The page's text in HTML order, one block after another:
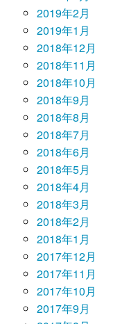
2019年2月
2019年1月
2018年12月
2018年11月
2018年10月
2018年9月
2018年8月
2018年7月
2018年6月
2018年5月
2018年4月
2018年3月
2018年2月
2018年1月
2017年12月
2017年11月
2017年10月
2017年9月